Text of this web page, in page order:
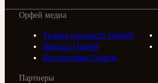
Орфей медиа
Телерадиоцентр Орфей
Афиша Орфей
Коллективы Орфей
Партнеры